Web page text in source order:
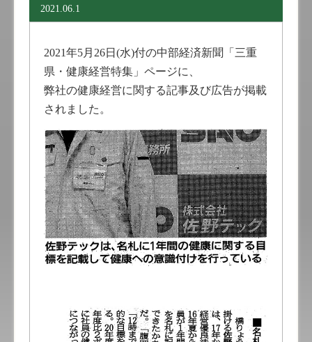
2021.06.1
2021年5月26日(水)付の中部経済新聞「三重
県・健康経営特集」ページに、
弊社の健康経営に関する記事及び広告が掲載
されました。